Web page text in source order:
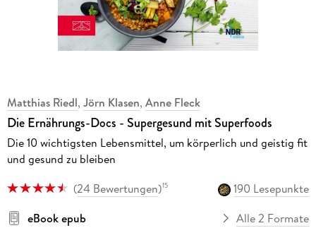
Matthias Riedl, Jörn Klasen, Anne Fleck
Die Ernährungs-Docs - Supergesund mit Superfoods
Die 10 wichtigsten Lebensmittel, um körperlich und geistig fit
und gesund zu bleiben
(24 Bewertungen)15
190 Lesepunkte
eBook epub
Alle 2 Formate